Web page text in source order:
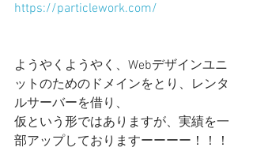
https://particlework.com/
ようやくようやく、Webデザインユニ
ットのためのドメインをとり、レンタ
ルサーバーを借り、
仮という形ではありますが、実績を一
部アップしておりますーーーー！！！